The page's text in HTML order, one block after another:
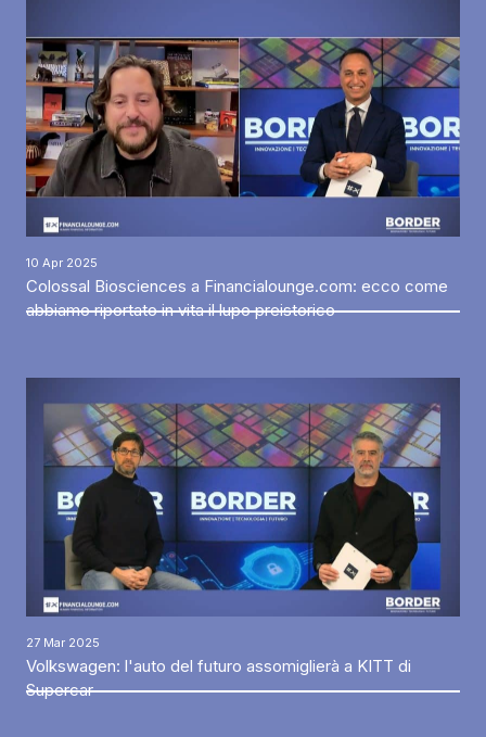
10 Apr 2025
Colossal Biosciences a Financialounge.com: ecco come
abbiamo riportato in vita il lupo preistorico
27 Mar 2025
Volkswagen: l'auto del futuro assomiglierà a KITT di
Supercar